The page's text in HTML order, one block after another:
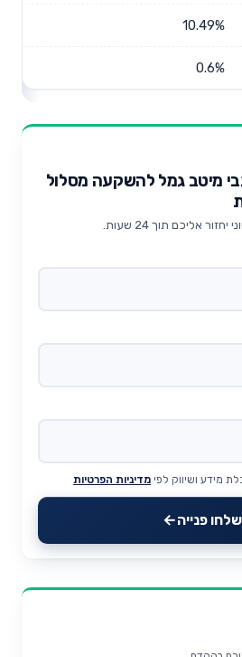
10.49%
0.6%
מיטב גמל להשקעה מסלול
אליכם תוך 24 שעות.
מידע ושיווק לפי מדיניות הפרטיות
שלחו פנייה